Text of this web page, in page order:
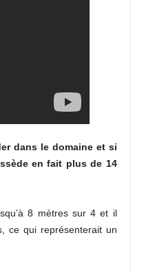
dans le domaine et si
en fait plus de 14
8 mètres sur 4 et il
ce qui représenterait un